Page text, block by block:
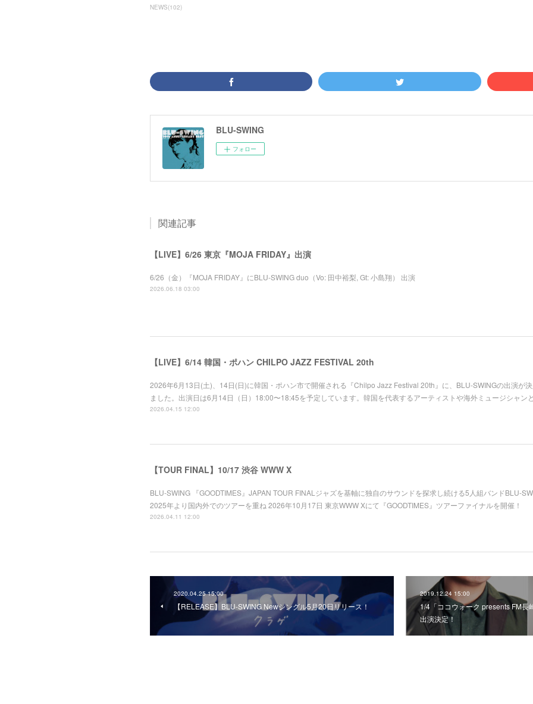
NEWS(102)
BLU-SWING
フォロー
関連記事
【LIVE】6/26 東京『MOJA FRIDAY』出演
6/26（金）『MOJA FRIDAY』にBLU-SWING duo（Vo: 田中裕梨, Gt: 小島翔） 出演
2026.06.18 03:00
【LIVE】6/14 韓国・ポハン CHILPO JAZZ FESTIVAL 20th
2026年6月13日(土)、14日(日)に韓国・ポハン市で開催される『Chilpo Jazz Festival 20th』に、BLU-SWINGの出演が
ました。出演日は6月14日（日）18:00〜18:45を予定しています。韓国を代表するアーティストや海外ミュージシャン
2026.04.15 12:00
【TOUR FINAL】10/17 渋谷 WWW X
BLU-SWING 『GOODTIMES』JAPAN TOUR FINALジャズを基軸に独自のサウンドを探求し続ける5人組バンドBLU-
2025年より国内外でのツアーを重ね 2026年10月17日 東京WWW Xにて『GOODTIMES』ツアーファイナルを開催！
2026.04.11 12:00
2020.04.25 15:00
【RELEASE】BLU-SWING Newシングル‬5月20日リリース！
2019.12.24 15:00
1/4「ココウォーク presents FM長
出演決定！